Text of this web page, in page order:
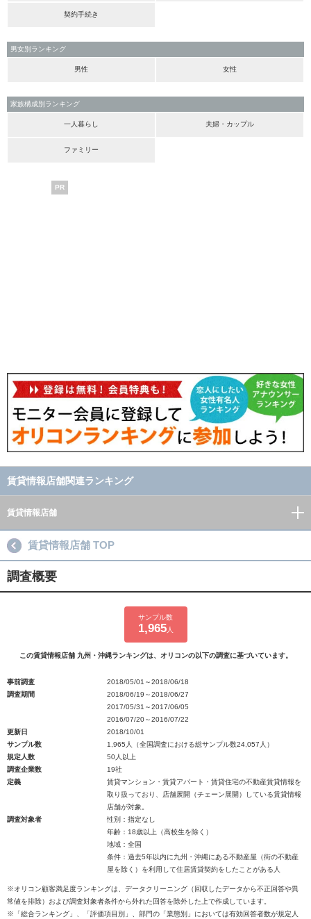
契約手続き
男女別ランキング
男性 女性
家族構成別ランキング
一人暮らし 夫婦・カップル
ファミリー
PR
賃貸情報店舗関連ランキング
賃貸情報店舗
賃貸情報店舗 TOP
調査概要
サンプル数
1,965人
この賃貸情報店舗 九州・沖縄ランキングは、オリコンの以下の調査に基づいています。
事前調査
2018/05/01～2018/06/18
調査期間
2018/06/19～2018/06/27
2017/05/31～2017/06/05
2016/07/20～2016/07/22
更新日
2018/10/01
サンプル数
1,965人（全国調査における総サンプル数24,057人）
規定人数
50人以上
調査企業数
19社
定義
賃貸マンション・賃貸アパート・賃貸住宅の不動産賃貸情報を
取り扱っており、店舗展開（チェーン展開）している賃貸情報
店舗が対象。
調査対象者
性別：指定なし
年齢：18歳以上（高校生を除く）
地域：全国
条件：過去5年以内に九州・沖縄にある不動産屋（街の不動産
屋を除く）を利用して住居賃貸契約をしたことがある人
※オリコン顧客満足度ランキングは、データクリーニング（回収したデータから不正回答や異
常値を排除）および調査対象者条件から外れた回答を除外した上で作成しています。
※「総合ランキング」、「評価項目別」、部門の「業態別」においては有効回答者数が規定人